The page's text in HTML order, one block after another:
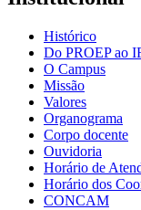
Histórico
Do PROEP ao
O Campus
Missão
Valores
Organograma
Corpo docente
Ouvidoria
Horário de
Horário dos
CONCAM